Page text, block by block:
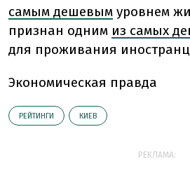
самым дешевым уровнем
признан одним из самых
для проживания
Экономическая правда
РЕЙТИНГИ КИЕВ
РЕКЛАМА: